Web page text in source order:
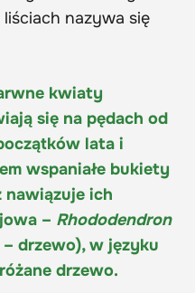
liściach nazywa się
kwiaty
się na pędach od
lata i
wspaniałe bukiety
nawiązuje ich
– Rhododendron
– drzewo), w języku
drzewo.